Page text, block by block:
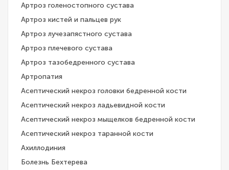
Артроз голеностопного сустава
Артроз кистей и пальцев рук
Артроз лучезапястного сустава
Артроз плечевого сустава
Артроз тазобедренного сустава
Артропатия
Асептический некроз головки бедренной кости
Асептический некроз ладьевидной кости
Асептический некроз мыщелков бедренной кости
Асептический некроз таранной кости
Ахиллодиния
Болезнь Бехтерева